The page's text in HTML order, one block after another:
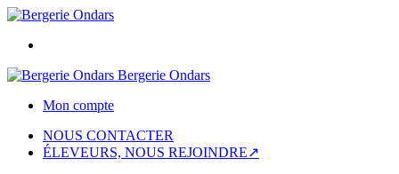
Bergerie Ondars
Mon compte
NOUS CONTACTER
ÉLEVEURS, NOUS REJOINDRE↗